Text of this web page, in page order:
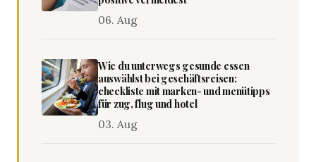
06. Aug
Wie du unterwegs gesunde essen
auswählst bei geschäftsreisen:
checkliste mit marken- und menütipps
für zug, flug und hotel
03. Aug